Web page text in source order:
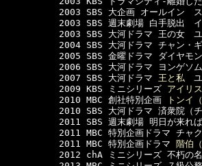
2003 SBS 大企画 オールイン　ス
2003 SBS 週末劇場 白手脱出　イ・
2003 SBS 大河ドラマ 王の女　ユ・
2004 SBS 大河ドラマ チャン・ギルサ
2005 SBS 金曜ドラマ ダイヤモンド
2006 SBS 大河ドラマ ヨンゲソムン（
2007 SBS 大河ドラマ 王と私 ユ
2009 KBS ミニシリーズ アイリス
2010 MBC 創社特別企画
トンイ
2010 SBS 大河ドラマ 済衆院（チェジ
2011 SBS 週末劇場 明日が来れば　
2011 MBC 特別企画ドラマ チャクペ
2011 MBC 特別企画ドラマ 階伯
2012 chA ミニシリーズ 不朽の名作